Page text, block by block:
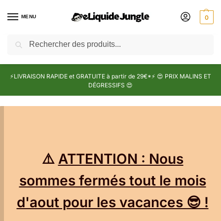
MENU 0
⚡LIVRAISON RAPIDE et GRATUITE à partir de 29€*⚡ 😍 PRIX MALINS ET
DÉGRESSIFS 😍
⚠️ ATTENTION : Nous
sommes fermés tout le mois
d'aout pour les vacances 😎 !